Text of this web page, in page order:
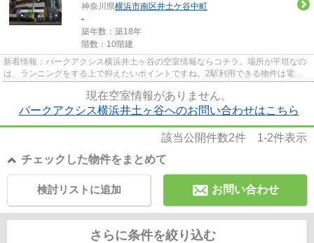
神奈川県横浜市南区井土ケ谷中町
-
築年数：築18年
階数：10階建
新着情報：パークアクシス横浜井土ヶ谷の空室情報ならコチラ。場所が平坦なの
は、ランニングをする上で抑えたいポイントですね。2駅利用できる物件は電車
現在空室情報がありません。
パークアクシス横浜井土ヶ谷へのお問い合わせはこちら
該当公開件数2件 1-2件表示
チェックした物件をまとめて
お問い合わせ
検討リストに追加
さらに条件を絞り込む